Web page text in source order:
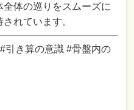
体の巡りをスムーズに
れています。
引き算の意識 #骨盤内の